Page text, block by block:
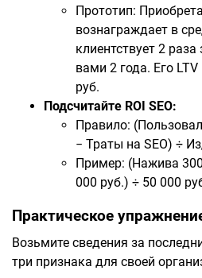
Прототип:
вознаграждает в
клиентствует 2
вами 2 года. Его
руб.
Подсчитайте ROI SEO:
Правило:
− Траты на SEO) ÷
Пример: (Нажива
000 руб.) ÷ 50 000
Практическое
Возьмите сведения за
три признака для своей